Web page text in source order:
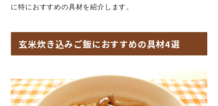
に特におすすめの具材を紹介します。
玄米炊き込みご飯におすすめの具材4選